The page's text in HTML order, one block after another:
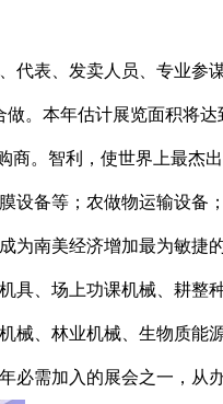
表、发卖人员、专业参
。本年估计展览面积将达
商。智利，使世界上最杰
设备等；农做物运输设备
南美经济增加最为敏捷
具、场上功课机械、耕整
械、林业机械、生物质能
需加入的展会之一，从